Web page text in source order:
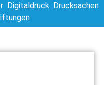
Digitaldruck Drucksachen